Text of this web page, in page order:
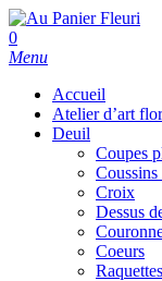
Skip
to
main
search
0
Menu
Accueil
Atelier d’art
Deuil
Coupes
Coussins
Croix
Dessus
Coeurs
Raquettes